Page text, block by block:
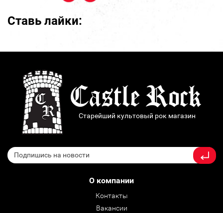
Ставь лайки:
Старейший культовый рок магазин
О компании
Контакты
Вакансии